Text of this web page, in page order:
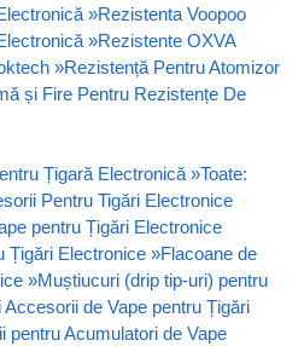
»Rezistenta Voopoo
»Rezistente OXVA
»Rezistență Pentru Atomizor
și Fire Pentru Rezistențe De
Țigară Electronică »Toate:
Pentru Tigări Electronice
pentru Țigări Electronice
Țigări Electronice »Flacoane de
»Muștiucuri (drip tip-uri) pentru
Accesorii de Vape pentru Țigări
pentru Acumulatori de Vape